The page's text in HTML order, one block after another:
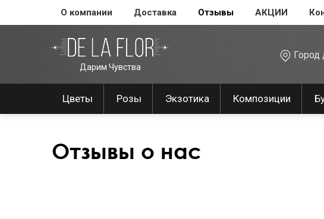
О компании Доставка Отзывы АКЦИИ
Дарим Чувства
Город
Цветы Розы Экзотика Композиции
Отзывы о нас